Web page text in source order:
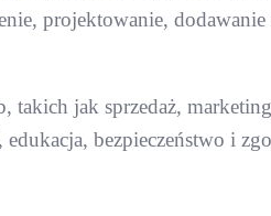
projektowanie,
jak sprzedaż,
bezpieczeństwo i